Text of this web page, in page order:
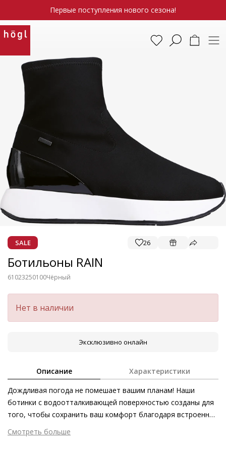
Первые поступления нового сезона!
SALE 26
Ботильоны RAIN
61023250100Чёрный
Нет в наличии
Эксклюзивно онлайн
Описание Характеристики
Дождливая погода не помешает вашим планам! Наши
ботинки с водоотталкивающей поверхностью созданы для
того, чтобы сохранить ваш комфорт благодаря встроенной
мембране Gore-Tex и массивной подошве. Сочетание
различных материалов и контраст цветов подчеркивают
Смотреть больше